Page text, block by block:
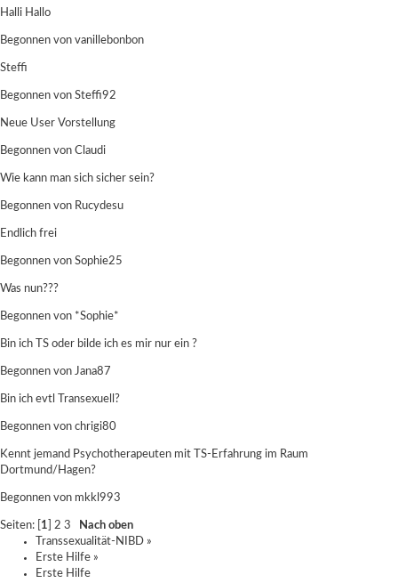
Halli Hallo
Begonnen von vanillebonbon
Steffi
Begonnen von Steffi92
Neue User Vorstellung
Begonnen von Claudi
Wie kann man sich sicher sein?
Begonnen von Rucydesu
Endlich frei
Begonnen von Sophie25
Was nun???
Begonnen von *Sophie*
Bin ich TS oder bilde ich es mir nur ein ?
Begonnen von Jana87
Bin ich evtl Transexuell?
Begonnen von chrigi80
Kennt jemand Psychotherapeuten mit TS-Erfahrung im Raum
Dortmund/Hagen?
Begonnen von mkkl993
Seiten: [ 1 2 3
Nach oben
Transsexualität-NIBD »
Erste Hilfe »
Erste Hilfe